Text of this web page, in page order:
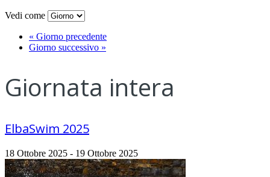
Vedi come
« Giorno precedente
Giorno successivo »
Giornata intera
ElbaSwim 2025
18 Ottobre 2025 - 19 Ottobre 2025